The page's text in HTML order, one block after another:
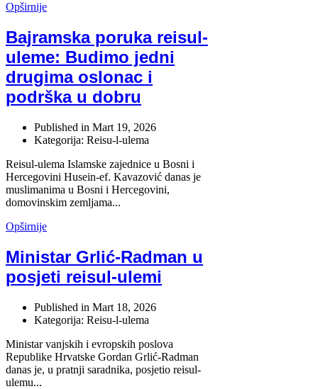
Opširnije
Bajramska poruka reisul-
uleme: Budimo jedni
drugima oslonac i
podrška u dobru
Published in Mart 19, 2026
Kategorija: Reisu-l-ulema
Reisul-ulema Islamske zajednice u Bosni i
Hercegovini Husein-ef. Kavazović danas je
muslimanima u Bosni i Hercegovini,
domovinskim zemljama...
Opširnije
Ministar Grlić-Radman u
posjeti reisul-ulemi
Published in Mart 18, 2026
Kategorija: Reisu-l-ulema
Ministar vanjskih i evropskih poslova
Republike Hrvatske Gordan Grlić-Radman
danas je, u pratnji saradnika, posjetio reisul-
ulemu...